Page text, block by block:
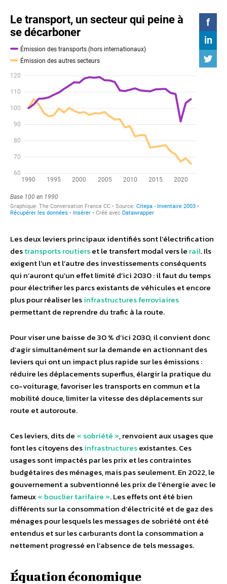
Les deux leviers principaux identifiés sont l’électrification
destransports routierset le transfert modal vers le rail. Ils
exigent l’un et l’autre des investissements conséquents
qui n’auront qu’un effet limité d’ici 2030 : il faut du temps
pour électrifier les parcs existants de véhicules et encore
plus pour réaliser lesinfrastructures ferroviaires
permettant de reprendre du trafic à la route.
Pour viser une baisse de 30 % d’ici 2030, il convient donc
d’agir simultanément sur la demande en actionnant des
leviers qui ont un impact plus rapide sur les émissions :
réduire les déplacements superflus, élargir la pratique du
co-voiturage, favoriser les transports en commun et la
mobilité douce, limiter la vitesse des déplacements sur
route et autoroute.
Ces leviers, dits de « sobriété », renvoient aux usages que
font les citoyens desinfrastructuresexistantes. Ces
usages sont impactés par les prix et les contraintes
budgétaires des ménages, mais pas seulement. En 2022, le
gouvernement a subventionné les prix de l’énergie avec le
fameux« bouclier tarifaire ». Les effets ont été bien
différents sur la consommation d’électricité et de gaz des
ménages pour lesquels les messages de sobriété ont été
entendus et sur les carburants dont la consommation a
nettement progressé en l’absence de tels messages.
Équation économique